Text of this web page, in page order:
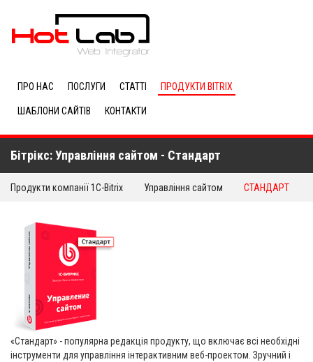
ПРО НАС ПОСЛУГИ СТАТТІ ПРОДУКТИ BITRIX
ШАБЛОНИ САЙТІВ КОНТАКТИ
Бітрікс: Управління сайтом - Стандарт
Продукти компанії 1C-Bitrix Управління сайтом СТАНДАРТ
«Стандарт» - популярна редакція продукту, що включає всі необхідні
інструменти для управління інтерактивним веб-проектом. Зручний і